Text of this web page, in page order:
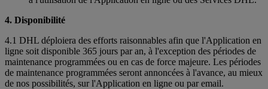
4. Disponibilité
4.1 DHL déploiera des efforts raisonnables afin que l'Application en
ligne soit disponible 365 jours par an, à l'exception des périodes de
maintenance programmées ou en cas de force majeure. Les périodes
de maintenance programmées seront annoncées à l'avance, au mieux
de nos possibilités, sur l'Application en ligne ou par email.